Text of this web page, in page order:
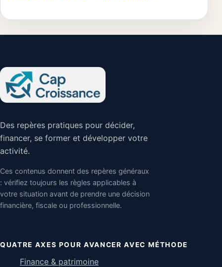
fragiliser votre
Des repères pratiques pour décider,
financer, se former et développer votre
activité.
Ces contenus donnent des repères généraux
: vérifiez toujours les règles applicables à
votre situation avant de prendre une décision
financière, fiscale ou professionnelle.
QUATRE AXES POUR AVANCER AVEC MÉTHODE
Finance & patrimoine